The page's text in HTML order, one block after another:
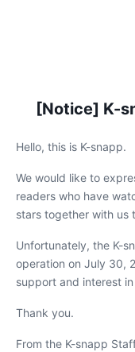
[Notice] K-
Hello, this is K-snapp.
We would like to
readers who have
stars together with us
Unfortunately, the K-
operation on July 30,
support and interest
Thank you.
From the K-snapp